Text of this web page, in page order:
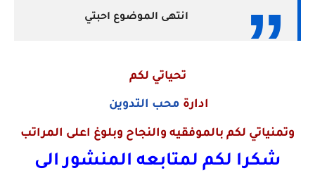
انتهى الموضوع احبتي
تحياتي لكم
ادارة محب التدوين
وتمنياتي لكم بالموفقيه والنجاح وبلوغ اعلى المراتب
شكرا لكم لمتابعه المنشور الى